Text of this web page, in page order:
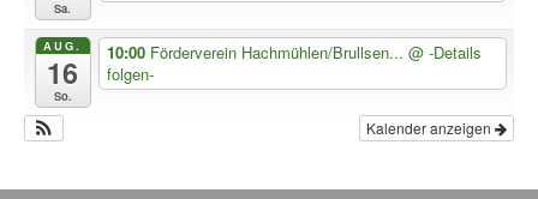
Sa.
AUG.
16
So.
10:00 Förderverein Hachmühlen/Brullsen... @ -Details
folgen-
Kalender anzeigen